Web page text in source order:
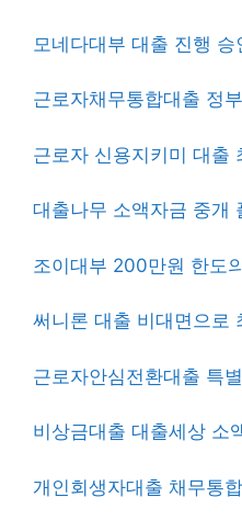
모네다대부 대출 진행 승
근로자채무통합대출 정
근로자 신용지키미 대출
대출나무 소액자금 중개
조이대부 200만원 한도
써니론 대출 비대면으로
근로자안심전환대출 특
비상금대출 대출세상 소
개인회생자대출 채무통